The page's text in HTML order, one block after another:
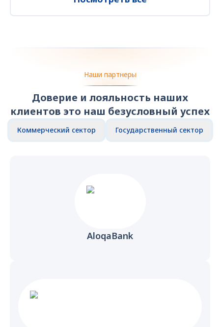
Наши партнеры
Доверие и лояльность наших
клиентов это наш безусловный успех
Коммерческий сектор Государственный сектор
AloqaBank